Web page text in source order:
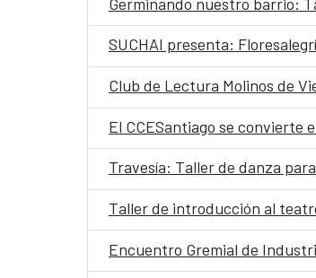
SUCHAI presenta:
Club de Lectura Molinos de
El CCESantiago se convierte
Travesía: Taller de danza
Taller de introducción al
Encuentro Gremial de